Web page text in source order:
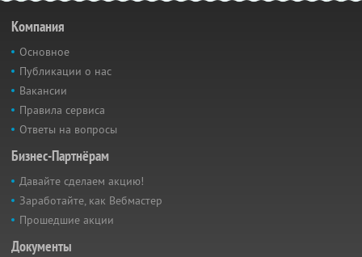
Компания
Основное
Публикации о нас
Вакансии
Правила сервиса
Ответы на вопросы
Бизнес-Партнёрам
Давайте сделаем акцию!
Заработайте, как Вебмастер
Прошедшие акции
Документы